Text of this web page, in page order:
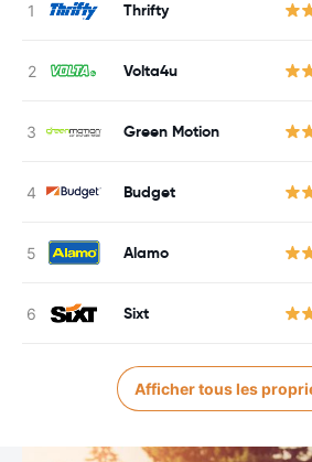
Thrifty
Volta4u
Green Motion
Budget
Alamo
Sixt
Afficher tous les